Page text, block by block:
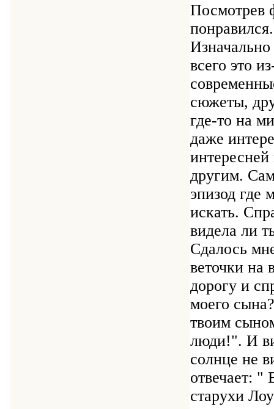
Посмотрев
всего это
сюжеты,
где-то на
даже
другим.
эпизод где
искать.
видела ли
Сдалось
веточки на
дорогу и
моего
твоим
люди!". И
солнце не
отвечает: "
старухи